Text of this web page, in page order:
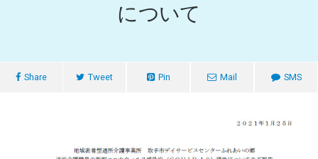
について
Share Tweet Pin Mail SMS